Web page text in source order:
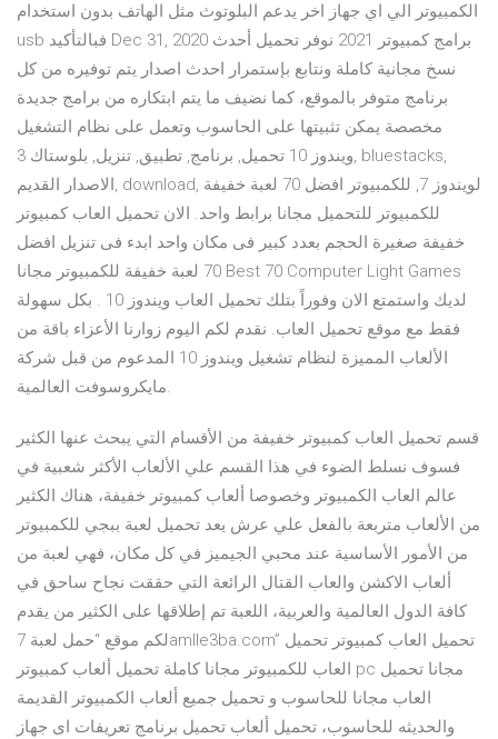
الكمبيوتر الي اي جهاز اخر يدعم البلوتوث مثل الهاتف بدون استخدام
usb فبالتأكيد Dec 31, 2020 برامج كمبيوتر 2021 نوفر تحميل أحدث
نسخ مجانية كاملة ونتابع بإستمرار احدث اصدار يتم توفيره من كل
برنامج متوفر بالموقع، كما نضيف ما يتم ابتكاره من برامج جديدة
مخصصة يمكن تثبيتها على الحاسوب وتعمل على نظام التشغيل
ويندوز 10 تحميل, برنامج, تطبيق, تنزيل, بلوستاك 3, bluestacks,
الاصدار القديم, download, لويندوز 7, للكمبيوتر افضل 70 لعبة خفيفة
للكمبيوتر للتحميل مجانا برابط واحد. الان تحميل العاب كمبيوتر
خفيفة صغيرة الحجم بعدد كبير فى مكان واحد ابدء فى تنزيل افضل
70 لعبة خفيفة للكمبيوتر مجانا Best 70 Computer Light Games
لديك واستمتع الان وفوراً بتلك تحميل العاب ويندوز 10 . بكل سهولة
فقط مع موقع تحميل العاب. نقدم لكم اليوم زوارنا الأعزاء باقة من
الألعاب المميزة لنظام تشغيل ويندوز 10 المدعوم من قبل شركة
مايكروسوفت العالمية.
قسم تحميل العاب كمبيوتر خفيفة من الأقسام التي يبحث عنها الكثير
فسوف نسلط الضوء في هذا القسم علي الألعاب الأكثر شعبية في
عالم العاب الكمبيوتر وخصوصا ألعاب كمبيوتر خفيفة، هناك الكثير
من الألعاب متربعة بالفعل علي عرش يعد تحميل لعبة ببجي للكمبيوتر
من الأمور الأساسية عند محبي الجيميز في كل مكان، فهي لعبة من
ألعاب الاكشن والعاب القتال الرائعة التي حققت نجاح ساحق في
كافة الدول العالمية والعربية، اللعبة تم إطلاقها على الكثير من يقدم
لكم موقع “حمل لعبة 7amlle3ba.com” تحميل العاب كمبيوتر تحميل
العاب للكمبيوتر مجانا كاملة تحميل ألعاب كمبيوتر pc مجانا تحميل
العاب مجانا للحاسوب و تحميل جميع ألعاب الكمبيوتر القديمة
والحديثه للحاسوب، تحميل ألعاب تحميل برنامج تعريفات اى جهاز